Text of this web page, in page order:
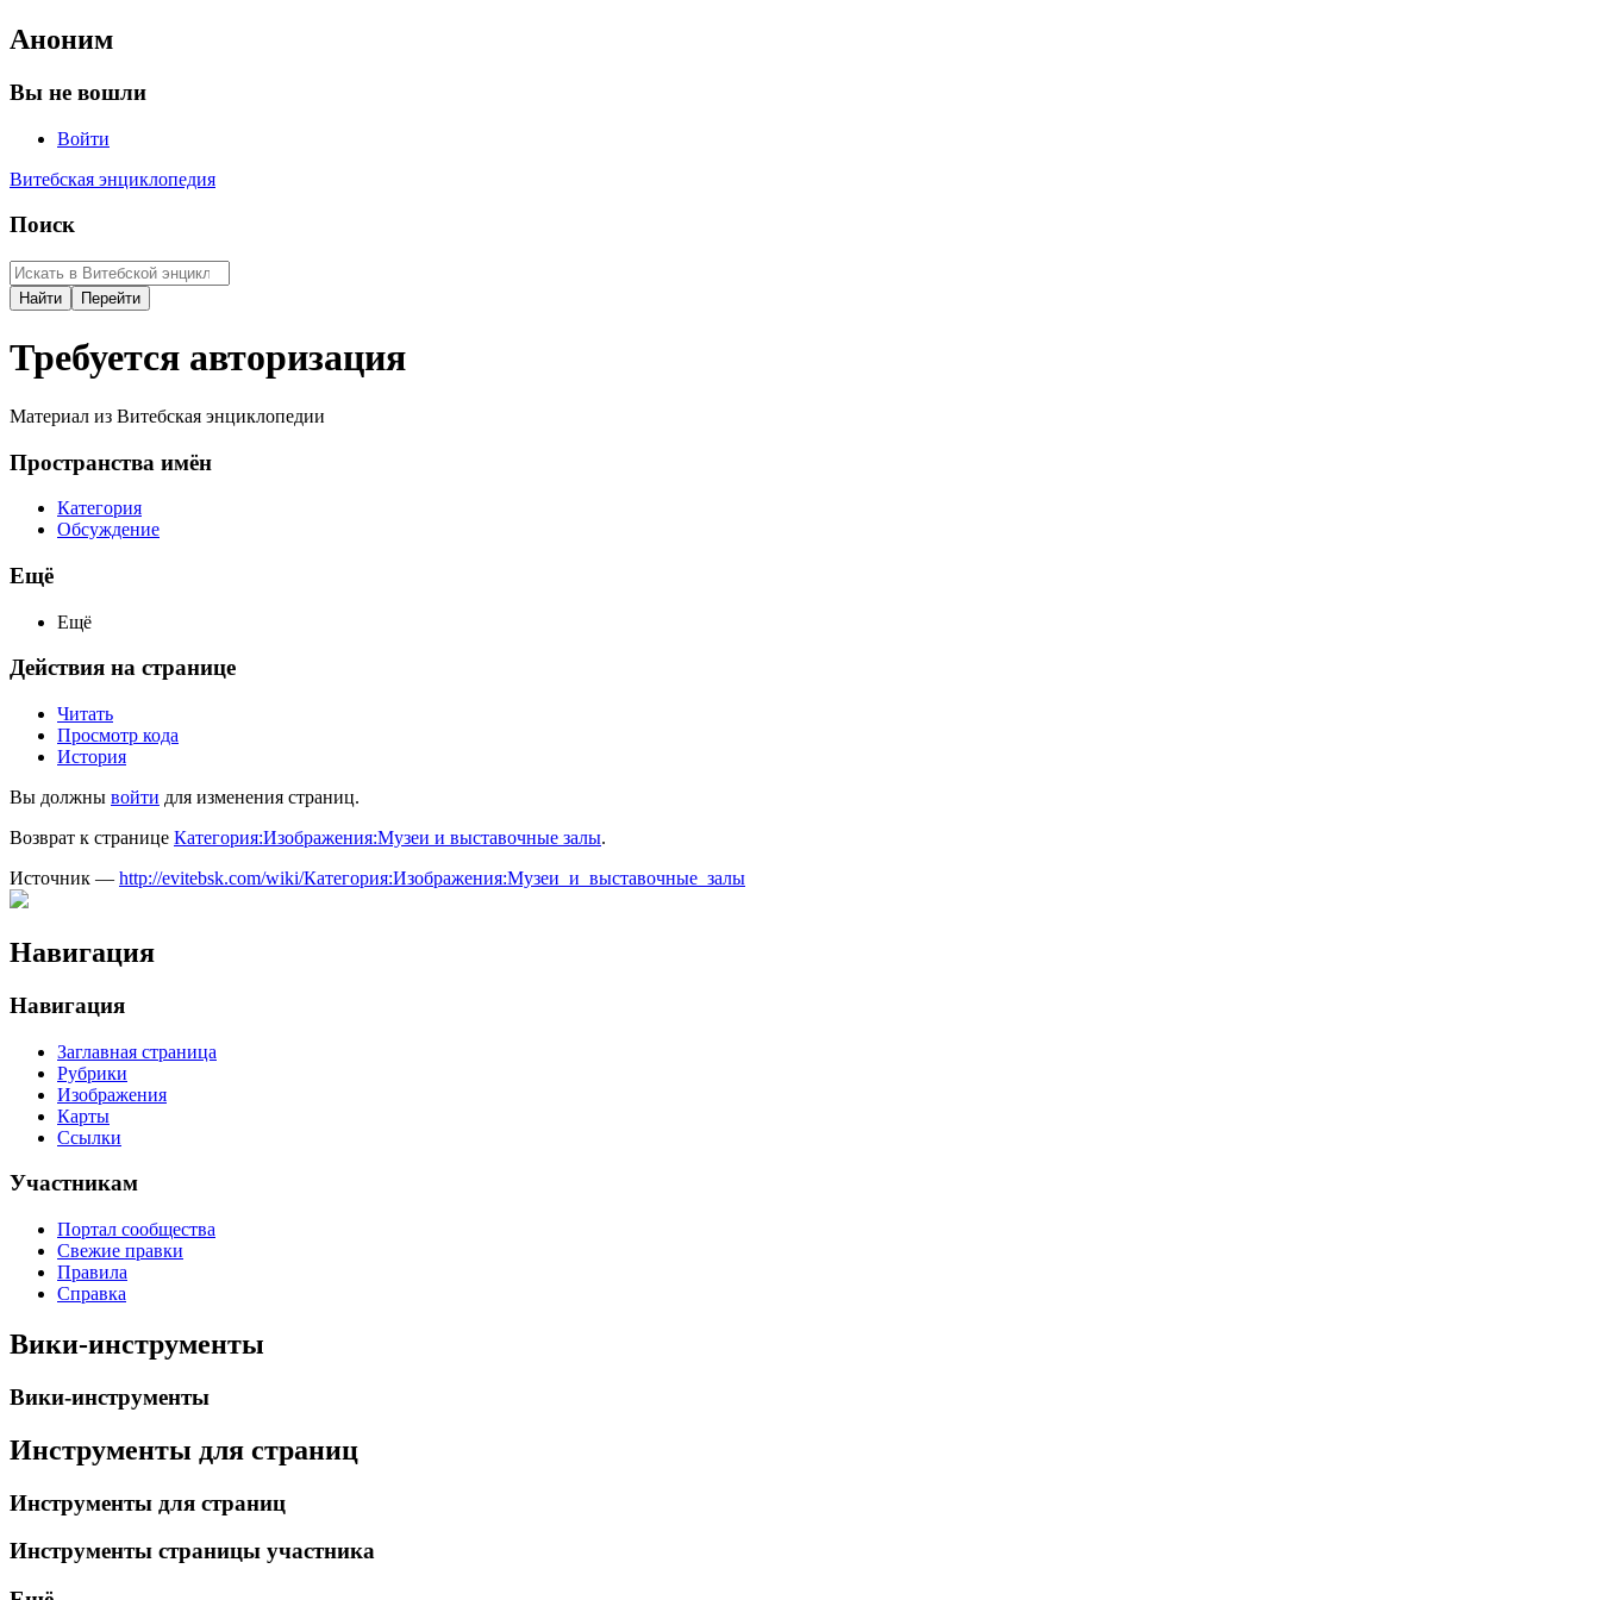
Аноним
Вы не вошли
Войти
Витебская энциклопедия
Поиск
Требуется авторизация
Материал из Витебская энциклопедии
Пространства имён
Категория
Обсуждение
Ещё
Ещё
Действия на странице
Читать
Просмотр кода
История
Вы должны войти для изменения страниц.
Возврат к странице Категория:Изображения:Музеи и выставочные залы.
Источник — http://evitebsk.com/wiki/Категория:Изображения:Музеи_и_выставочные_залы
Навигация
Навигация
Заглавная страница
Рубрики
Изображения
Карты
Ссылки
Участникам
Портал сообщества
Свежие правки
Правила
Справка
Вики-инструменты
Вики-инструменты
Инструменты для страниц
Инструменты для страниц
Инструменты страницы участника